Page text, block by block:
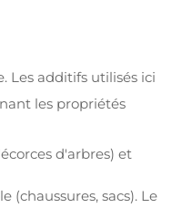
Les additifs utilisés ici
les propriétés
d'arbres) et
(chaussures, sacs). Le